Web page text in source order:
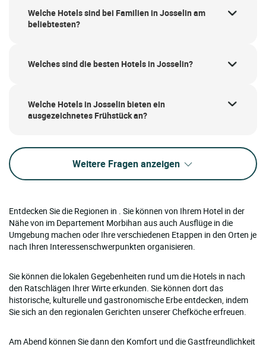
Welche Hotels sind bei Familien in Josselin am
beliebtesten?
Welches sind die besten Hotels in Josselin?
Welche Hotels in Josselin bieten ein
ausgezeichnetes Frühstück an?
Weitere Fragen anzeigen
Entdecken Sie die Regionen in . Sie können von Ihrem Hotel in der
Nähe von im Departement Morbihan aus auch Ausflüge in die
Umgebung machen oder Ihre verschiedenen Etappen in den Orten je
nach Ihren Interessenschwerpunkten organisieren.
Sie können die lokalen Gegebenheiten rund um die Hotels in nach
den Ratschlägen Ihrer Wirte erkunden. Sie können dort das
historische, kulturelle und gastronomische Erbe entdecken, indem
Sie sich an den regionalen Gerichten unserer Chefköche erfreuen.
Am Abend können Sie dann den Komfort und die Gastfreundlichkeit